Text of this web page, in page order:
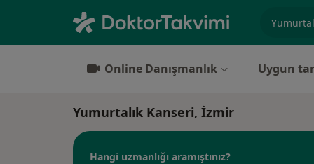
Online Danışmanlık Uygun
Yumurtalık Kanseri, İzmir
Hangi uzmanlığı aramıştınız?